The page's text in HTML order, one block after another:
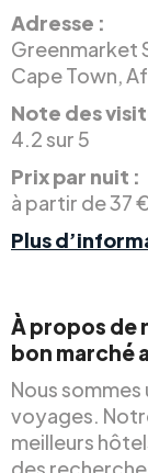
Adresse :
Greenmarket
Cape Town,
Note des
4.2 sur 5
Prix par nuit :
à partir de 37
Plus
À propos de
bon marché
Nous
voyages.
meilleurs